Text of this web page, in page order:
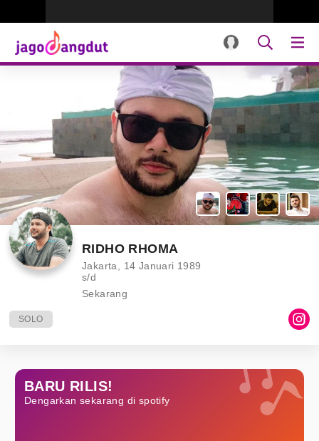
RIDHO RHOMA
Jakarta, 14 Januari 1989
s/d
Sekarang
SOLO
BARU RILIS!
Dengarkan sekarang di spotify